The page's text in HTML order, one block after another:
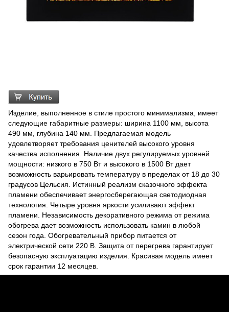
Изделие, выполненное в стиле простого минимализма, имеет
следующие габаритные размеры: ширина 1100 мм, высота
490 мм, глубина 140 мм. Предлагаемая модель
удовлетворяет требования ценителей высокого уровня
качества исполнения. Наличие двух регулируемых уровней
мощности: низкого в 750 Вт и высокого в 1500 Вт дает
возможность варьировать температуру в пределах от 18 до 30
градусов Цельсия. Истинный реализм сказочного эффекта
пламени обеспечивает энергосберегающая светодиодная
технология. Четыре уровня яркости усиливают эффект
пламени. Независимость декоративного режима от режима
обогрева дает возможность использовать камин в любой
сезон года. Обогревательный прибор питается от
электрической сети 220 В. Защита от перегрева гарантирует
безопасную эксплуатацию изделия. Красивая модель имеет
срок гарантии 12 месяцев.